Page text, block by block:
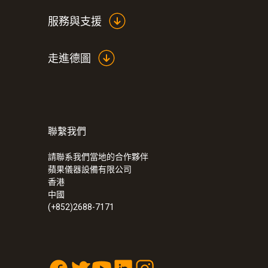
服務與支援
走進德圖
聯繫我們
請聯系我們當地的合作夥伴
蘋果儀器設備有限公司
香港
中國
(+852)2688-7171